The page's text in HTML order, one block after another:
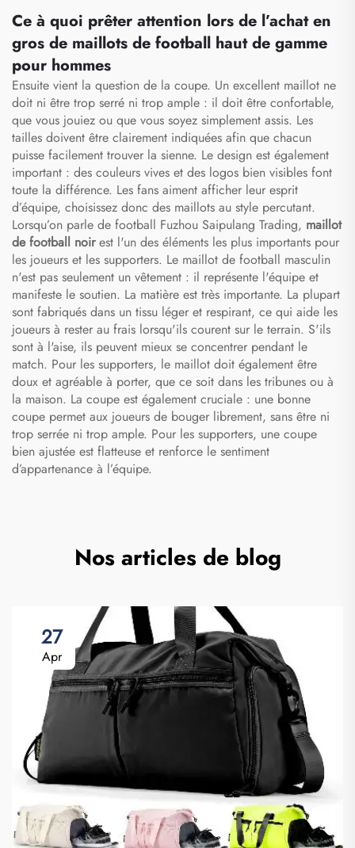
sublimés
vêtements de football
Ce à quoi prêter attention lors de l’achat en
gros de maillots de football haut de gamme
pour hommes
Ensuite vient la question de la coupe. Un excellent maillot ne
doit ni être trop serré ni trop ample : il doit être confortable,
que vous jouiez ou que vous soyez simplement assis. Les
tailles doivent être clairement indiquées afin que chacun
puisse facilement trouver la sienne. Le design est également
important : des couleurs vives et des logos bien visibles font
toute la différence. Les fans aiment afficher leur esprit
d’équipe, choisissez donc des maillots au style percutant.
Lorsqu’on parle de football Fuzhou Saipulang Trading, maillot
de football noirest l'un des éléments les plus importants pour
les joueurs et les supporters. Le maillot de football masculin
n'est pas seulement un vêtement : il représente l'équipe et
manifeste le soutien. La matière est très importante. La plupart
sont fabriqués dans un tissu léger et respirant, ce qui aide les
joueurs à rester au frais lorsqu'ils courent sur le terrain. S'ils
sont à l'aise, ils peuvent mieux se concentrer pendant le
match. Pour les supporters, le maillot doit également être
doux et agréable à porter, que ce soit dans les tribunes ou à
la maison. La coupe est également cruciale : une bonne
coupe permet aux joueurs de bouger librement, sans être ni
trop serrée ni trop ample. Pour les supporters, une coupe
bien ajustée est flatteuse et renforce le sentiment
d’appartenance à l’équipe.
Nos articles de blog
27
Apr